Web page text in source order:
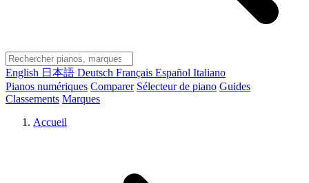
English 日本語 Deutsch Français Español Italiano
Pianos numériques Comparer Sélecteur de piano Guides
Classements Marques
Accueil